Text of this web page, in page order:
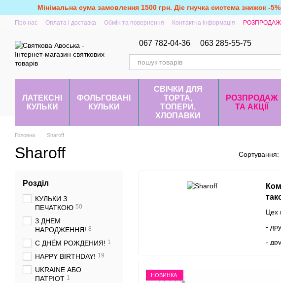
Перейти до основного контенту
Мінімальна сума замовлення 1500 грн. Діє гнучка система знижок -
Про нас Оплата і доставка Обмін та повернення Контактна інформація РОЗПРОДАЖ
067 782-04-36 063 285-55-75
ЛАТЕКСНІ
КУЛЬКИ
ФОЛЬГОВАНІ
КУЛЬКИ
СВІЧКИ ДЛЯ
ТОРТА,
ТОПЕРИ,
ХЛОПАВКИ
РОЗПРОДАЖ
ТА АКЦІЇ
Головна Sharoff
Sharoff Сортування:
Цех
-
-
НОВИНКА
Розділ
КУЛЬКИ З
ПЕЧАТКОЮ 50
З ДНЕМ
НАРОДЖЕННЯ! 8
С ДНЁМ РОЖДЕНИЯ! 1
HAPPY BIRTHDAY! 19
UKRAINE АБО
ПАТРІОТ 1